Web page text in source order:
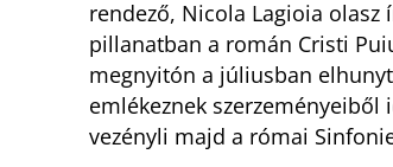
rendező, Nicola Lagioia olasz
pillanatban a román Cristi
megnyitón a júliusban
emlékeznek
vezényli majd a római